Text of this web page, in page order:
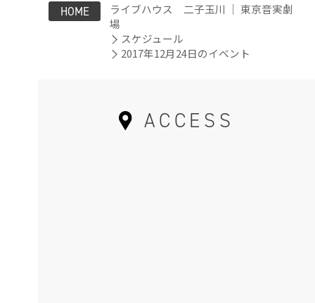
HOME
ライブハウス 二子玉川 ｜ 東京音実劇
場
スケジュール
2017年12月24日のイベント
ACCESS